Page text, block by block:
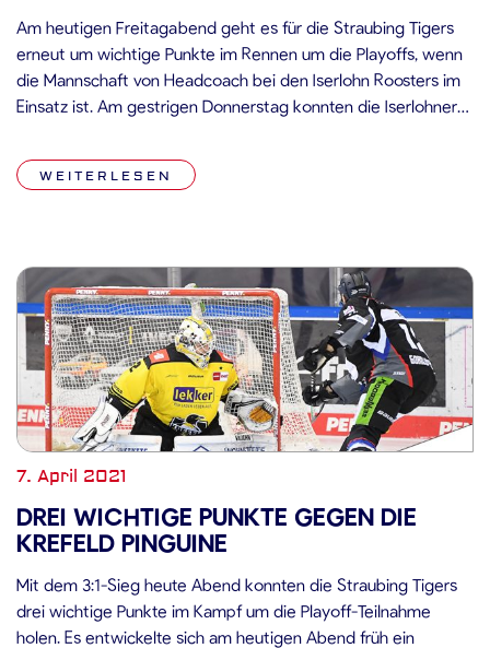
Am heutigen Freitagabend geht es für die Straubing Tigers
erneut um wichtige Punkte im Rennen um die Playoffs, wenn
die Mannschaft von Headcoach bei den Iserlohn Roosters im
Einsatz ist. Am gestrigen Donnerstag konnten die Iserlohner
Nürnberg Ice Tigers feiern. Auch bei drei der vier
vorangegangenen Spiele mussten […]
WEITERLESEN
7. April 2021
DREI WICHTIGE PUNKTE GEGEN DIE
KREFELD PINGUINE
Mit dem 3:1-Sieg heute Abend konnten die Straubing Tigers
drei wichtige Punkte im Kampf um die Playoff-Teilnahme
holen. Es entwickelte sich am heutigen Abend früh ein